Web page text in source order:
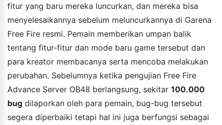
fitur yang baru mereka luncurkan, dan mereka bisa
menyelesaikannya sebelum meluncurkannya di Garena
Free Fire resmi. Pemain memberikan umpan balik
tentang fitur-fitur dan mode baru game tersebut dan
para kreator membacanya serta mencoba melakukan
perubahan. Sebelumnya ketika pengujian Free Fire
Advance Server OB48 berlangsung, sekitar 100.000
bug dilaporkan oleh para pemain, bug-bug tersebut
segera diperbaiki tetapi hal ini juga berfungsi sebagai